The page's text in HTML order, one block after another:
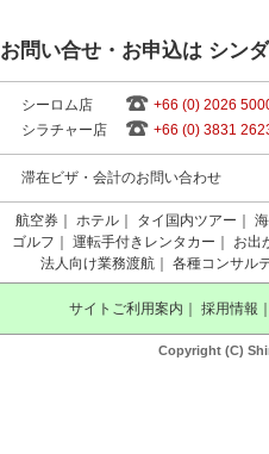
お問い合せ・お申込は シン
シーロム店
+66 (0) 2026
シラチャー店
+66 (0) 3831
滞在ビザ・会計のお問い合わせ
航空券 ホテル タイ国内ツアー
ゴルフ
運転手付きレンタカー
お出
法人向け業務渡航
各種コンサル
サイトご利用案内 採用情報
Copyright (C)